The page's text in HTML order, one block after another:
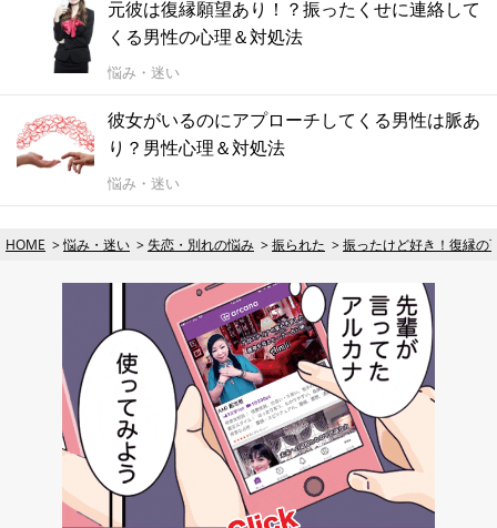
元彼は復縁願望あり！？振ったくせに連絡して
くる男性の心理＆対処法
悩み・迷い
彼女がいるのにアプローチしてくる男性は脈あ
り？男性心理＆対処法
悩み・迷い
HOME 悩み・迷い 失恋・別れの悩み 振られた 振ったけど好き！復縁の